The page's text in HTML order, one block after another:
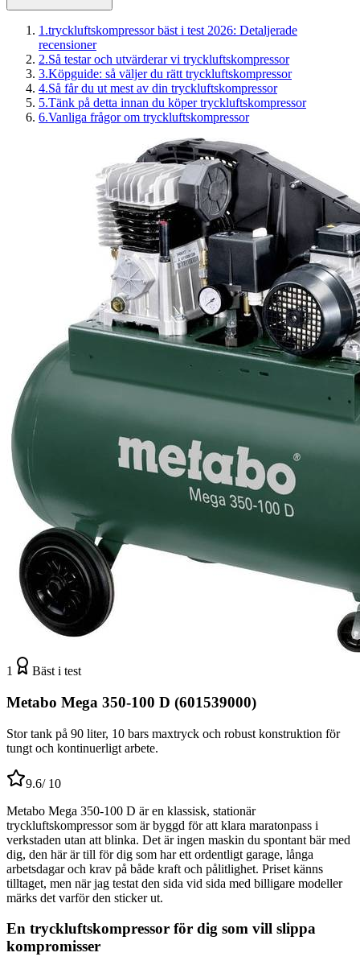
1 .tryckluftskompressor bäst i test 2026: Detaljerade
recensioner
2.Så testar och utvärderar vi tryckluftskompressor
3.Köpguide: så väljer du rätt tryckluftskompressor
4.Så får du ut mest av din tryckluftskompressor
5.Tänk på detta innan du köper tryckluftskompressor
6.Vanliga frågor om tryckluftskompressor
1 Bäst i test
Metabo Mega 350-100 D (601539000)
Stor tank på 90 liter, 10 bars maxtryck och robust konstruktion för
tungt och kontinuerligt arbete.
9.6/ 10
Metabo Mega 350-100 D är en klassisk, stationär
tryckluftskompressor som är byggd för att klara maratonpass i
verkstaden utan att blinka. Det är ingen maskin du spontant bär med
dig, den här är till för dig som har ett ordentligt garage, långa
arbetsdagar och krav på både kraft och pålitlighet. Priset känns
tilltaget, men när jag testat den sida vid sida med billigare modeller
märks det varför den sticker ut.
En tryckluftskompressor för dig som vill slippa
kompromisser